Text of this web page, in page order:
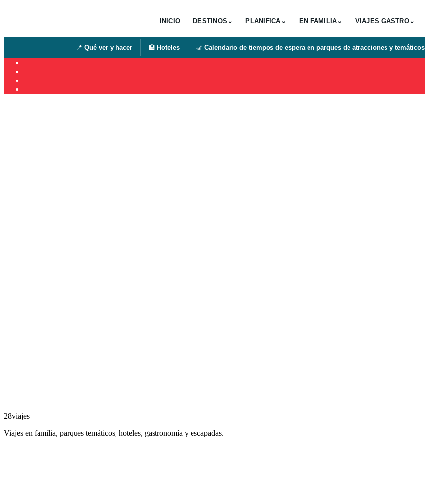
INICIO DESTINOS ⌄ PLANIFICA ⌄ EN FAMILIA⌄ VIAJES GASTRO⌄
📍 Qué ver y hacer 🏨 Hoteles 🎢 Calendario de tiempos de espera en parques de atracciones y temáticos
contenido
28viajes
Viajes en familia, parques temáticos, hoteles, gastronomía y escapadas.